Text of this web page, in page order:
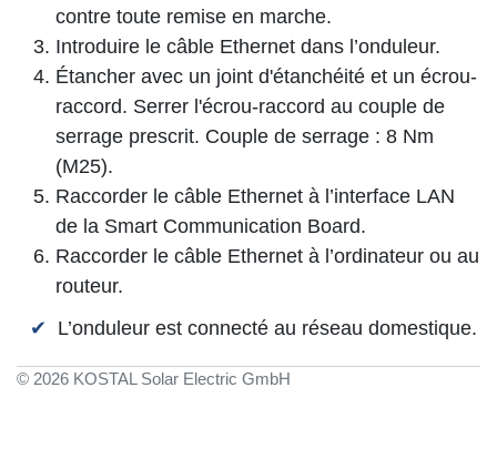
contre toute remise en marche.
Introduire le câble Ethernet dans l’onduleur.
Étancher avec un joint d'étanchéité et un écrou-
raccord. Serrer l'écrou-raccord au couple de
serrage prescrit. Couple de serrage : 8 Nm
(M25).
Raccorder le câble Ethernet à l’interface LAN
de la Smart Communication Board.
Raccorder le câble Ethernet à l’ordinateur ou au
routeur.
L’onduleur est connecté au réseau domestique.
© 2026 KOSTAL Solar Electric GmbH